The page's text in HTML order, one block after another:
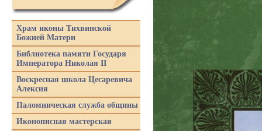
Храм иконы Тихвинской
Божией Матери
Библиотека памяти Государя
Императора Николая II
Воскресная школа Цесаревича
Алексия
Паломническая служба общины
Иконописная мастерская